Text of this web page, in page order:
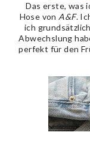
Das erste, was
Hose vonA&F.
ich
Abwechslung
perfekt für den